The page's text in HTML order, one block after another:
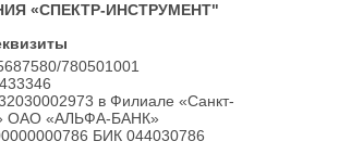
«СПЕКТР-ИНСТРУМЕНТ"
780501001
в Филиале «Санкт-
ОАО «АЛЬФА-БАНК»
БИК 044030786